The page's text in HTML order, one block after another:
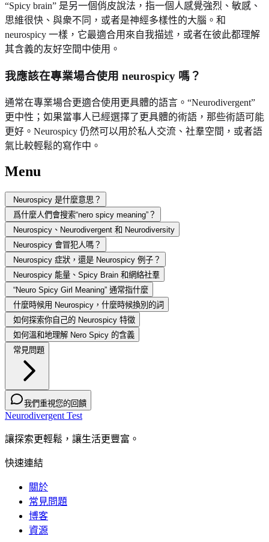
“Spicy brain” 是另一個俏皮說法，指一個人感覺強烈、敏感、
思維很快、與衆不同，或者是神經多樣性的大腦。和
neurospicy 一樣，它最適合用來自我描述，或者在彼此都理解
其含義的友好空間中使用。
我應該在專業場合使用 neurospicy 嗎？
通常在專業場合更適合使用更具體的語言。“Neurodivergent”
更中性；如果當事人已經選擇了更具體的術語，那些術語可能
更好。Neurospicy 仍然可以用於私人交流、社羣空間，或者語
氣比較輕鬆的寫作中。
Menu
Neurospicy 是什麼意思？
爲什麼人們會搜索“nero spicy meaning”？
Neurospicy、Neurodivergent 和 Neurodiversity
Neurospicy 會冒犯人嗎？
Neurospicy 症狀，還是 Neurospicy 例子？
Neurospicy 能量、Spicy Brain 和網絡社羣
“Neuro Spicy Girl Meaning” 通常指什麼
什麼時候用 Neurospicy，什麼時候換別的詞
如何探索你自己的 Neurospicy 特徵
如何溫和地理解 Nero Spicy 的含義
常見問題
我們重視您的回饋
Neurodivergent Test
讓探索更輕鬆，讓生活更豐富。
快速連結
關於
常見問題
博客
資源